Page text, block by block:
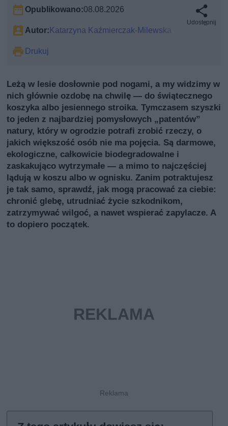
Opublikowano:08.08.2026
Autor:Katarzyna Kaźmierczak-Milewska
Drukuj
Udostępnij
Leżą w lesie dosłownie pod nogami, a my widzimy w
nich głównie ozdobę na chwilę — do świątecznego
koszyka albo jesiennego stroika. Tymczasem szyszki
to jeden z najbardziej pomysłowych „patentów”
natury, który w ogrodzie potrafi zrobić rzeczy, o
jakich większość osób nie ma pojęcia. Są darmowe,
ekologiczne, całkowicie biodegradowalne i
zaskakująco wytrzymałe — a mimo to najczęściej
lądują w koszu albo w ognisku. Zanim potraktujesz
je tak samo, sprawdź, jak mogą pracować za ciebie:
chronić glebę, utrudniać życie szkodnikom,
zatrzymywać wilgoć, a nawet wspierać zapylacze. A
to dopiero początek.